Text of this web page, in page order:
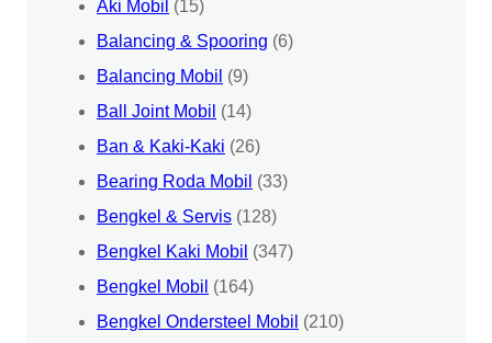
Aki Mobil (15)
Balancing & Spooring (6)
Balancing Mobil (9)
Ball Joint Mobil (14)
Ban & Kaki-Kaki (26)
Bearing Roda Mobil (33)
Bengkel & Servis (128)
Bengkel Kaki Mobil (347)
Bengkel Mobil (164)
Bengkel Ondersteel Mobil (210)